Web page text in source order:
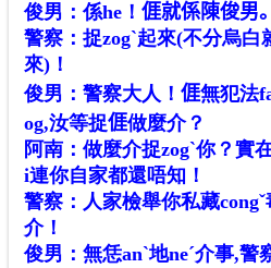
俊男：係he！𠊎就係陳俊男。
警察：捉zogˋ起來(不分烏白
來)！
俊男：警察大人！𠊎無犯法
og,汝等捉𠊎做麼介？
阿南：做麼介捉zogˋ你？實
i連你自家都還唔知！
警察：人家檢舉你私藏
介！
俊男：無恁anˋ地neˊ介事,